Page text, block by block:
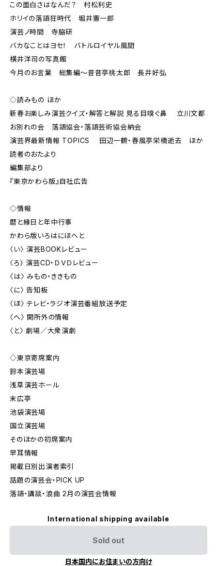
この面白さはなんだ？ 村松利史
ホリイの落語狂時代 堀井憲一郎
演芸ノ時間 寺脇研
バカなことはヨセ！ バトルロイヤル風間
横井洋司の写真館
今月のお言葉 総集編～昔昔亭桃太郎 長井好弘
◇読みもの ほか
新春お楽しみ演芸クイズ・解答と解説 見る目嗅ぐ鼻 立川文都
お別れの会 落語協会・落語芸術協会納会
演芸界最新情報 TOPICS 田辺一鶴・春風亭栄橋逝去 ほか
読者のおたより
編集部より
『東京かわら版』自社広告
◇情報
暦と縁日と年中行事
かわら版いろはにほへと
〈い〉 演芸BOOKレビュー
〈ろ〉 演芸CD・ＤＶＤレビュー
〈は〉 みもの・ききもの
〈に〉 告知板
〈ほ〉 テレビ・ラジオ演芸番組放送予定
〈へ〉 関所外の情報
〈と〉 劇場／大衆演劇
◇東京寄席案内
鈴本演芸場
浅草演芸ホール
末広亭
池袋演芸場
国立演芸場
そのほかの初席案内
早耳情報
掲載日別出演者索引
話題の演芸会・PICK UP
落語・講談・浪曲 2月の演芸会情報
International shipping available
Sold out
日本国内にお住まいの方向け